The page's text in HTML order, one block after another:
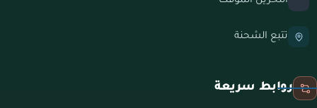
تتبع الشحنة
روابط سريعة